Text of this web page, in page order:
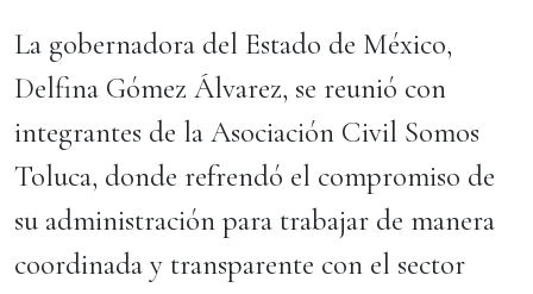
La gobernadora del Estado de México,
Delfina Gómez Álvarez, se reunió con
integrantes de la Asociación Civil Somos
Toluca, donde refrendó el compromiso de
su administración para trabajar de manera
coordinada y transparente con el sector